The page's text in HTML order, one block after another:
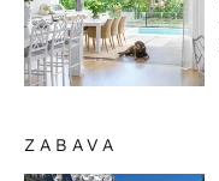
ZABAVA